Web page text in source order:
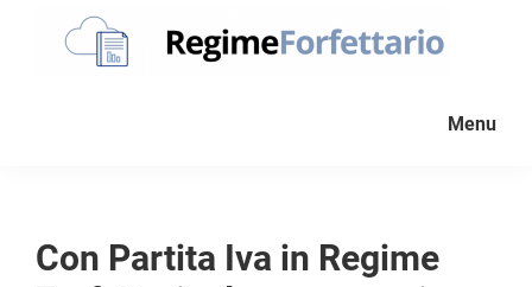
partita
Menu
Con Partita Iva in Regime